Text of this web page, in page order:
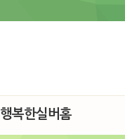
행복한실버홈